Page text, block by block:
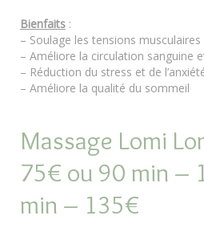
Bienfaits :
– Soulage les tensions musculaires
– Améliore la circulation sanguine
– Réduction du stress et de
– Améliore la qualité du sommeil
Massage Lomi
75€ ou 90 min –
min – 135€